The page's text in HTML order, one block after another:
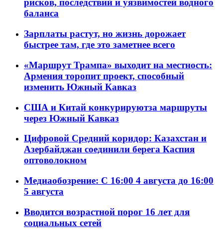
рисков, последствий и уязвимостей водного
баланса
Зарплаты растут, но жизнь дорожает
быстрее там, где это заметнее всего
«Маршрут Трампа» выходит на местность:
Армения торопит проект, способный
изменить Южный Кавказ
США и Китай конкурируютза маршруты
через Южный Кавказ
Цифровой Средний коридор: Казахстан и
Азербайджан соединили берега Каспия
оптоволокном
Медиаобозрение: С 16:00 4 августа до 16:00
5 августа
Вводится возрастной порог 16 лет для
социальных сетей